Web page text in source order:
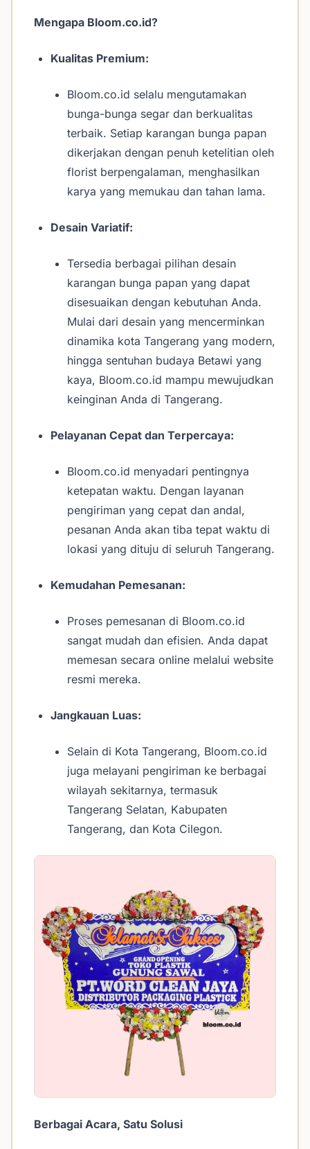
Mengapa Bloom.co.id?
Kualitas Premium:
Bloom.co.id selalu mengutamakan
bunga-bunga segar dan berkualitas
terbaik. Setiap karangan bunga papan
dikerjakan dengan penuh ketelitian oleh
florist berpengalaman, menghasilkan
karya yang memukau dan tahan lama.
Desain Variatif:
Tersedia berbagai pilihan desain
karangan bunga papan yang dapat
disesuaikan dengan kebutuhan Anda.
Mulai dari desain yang mencerminkan
dinamika kota Tangerang yang modern,
hingga sentuhan budaya Betawi yang
kaya, Bloom.co.id mampu mewujudkan
keinginan Anda di Tangerang.
Pelayanan Cepat dan Terpercaya:
Bloom.co.id menyadari pentingnya
ketepatan waktu. Dengan layanan
pengiriman yang cepat dan andal,
pesanan Anda akan tiba tepat waktu di
lokasi yang dituju di seluruh Tangerang.
Kemudahan Pemesanan:
Proses pemesanan di Bloom.co.id
sangat mudah dan efisien. Anda dapat
memesan secara online melalui website
resmi mereka.
Jangkauan Luas:
Selain di Kota Tangerang, Bloom.co.id
juga melayani pengiriman ke berbagai
wilayah sekitarnya, termasuk
Tangerang Selatan, Kabupaten
Tangerang, dan Kota Cilegon.
Berbagai Acara, Satu Solusi